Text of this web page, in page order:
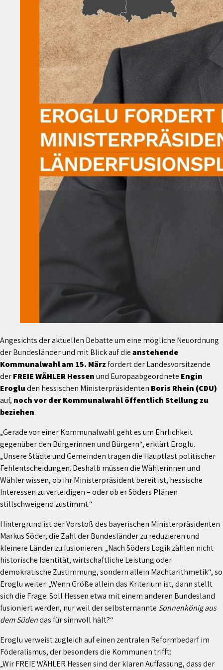
Angesichts der aktuellen Debatte um eine mögliche Neuordnung
der Bundesländer und mit Blick auf dieanstehende
Kommunalwahl am 15. Märzfordert der Landesvorsitzende
derFREIE WÄHLER Hessenund Europaabgeordnete Engin
Erogluden hessischen Ministerpräsidenten Boris Rhein (CDU)
auf, noch vor der Kommunalwahl öffentlich Stellung zu
beziehen.
„Gerade vor einer Kommunalwahl geht es um Ehrlichkeit
gegenüber den Bürgerinnen und Bürgern“, erklärt Eroglu.
„Unsere Städte und Gemeinden tragen die Hauptlast politischer
Fehlentscheidungen. Deshalb müssen die Wählerinnen und
Wähler wissen, ob ihr Ministerpräsident bereit ist, hessische
Interessen zu verteidigen – oder ob er Söders Plänen
stillschweigend zustimmt.“
Hintergrund ist der Vorstoß des bayerischen Ministerpräsidenten
Markus Söder, die Zahl der Bundesländer zu reduzieren und
kleinere Länder zu fusionieren. „Nach Söders Logik zählen nicht
historische Identität, wirtschaftliche Leistung oder
demokratische Zustimmung, sondern allein Machtarithmetik“, so
Eroglu weiter. „Wenn Größe allein das Kriterium ist, dann stellt
sich die Frage: Soll Hessen etwa mit einem anderen Bundesland
fusioniert werden, nur weil der selbsternannte Sonnenkönig aus
dem Südendas für sinnvoll hält?“
Eroglu verweist zugleich auf einen zentralen Reformbedarf im
Föderalismus, der besonders die Kommunen trifft:
„Wir FREIE WÄHLER Hessen sind der klaren Auffassung, dass der